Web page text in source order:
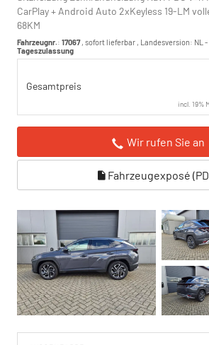
CarPlay + Android Auto 2xKeyless 19-LM
68KM
Fahrzeugnr.: 17067, sofort lieferbar , Landesversion: NL
Tageszulassung
Gesamtpreis
incl. 19%
Wir rufen Sie an
Fahrzeugexposé